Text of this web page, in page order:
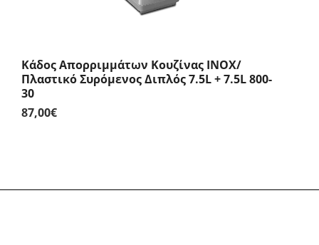
Κάδος Απορριμμάτων Κουζίνας INOX/
Πλαστικό Συρόμενος Διπλός 7.5L + 7.5L 800-
30
87,00€